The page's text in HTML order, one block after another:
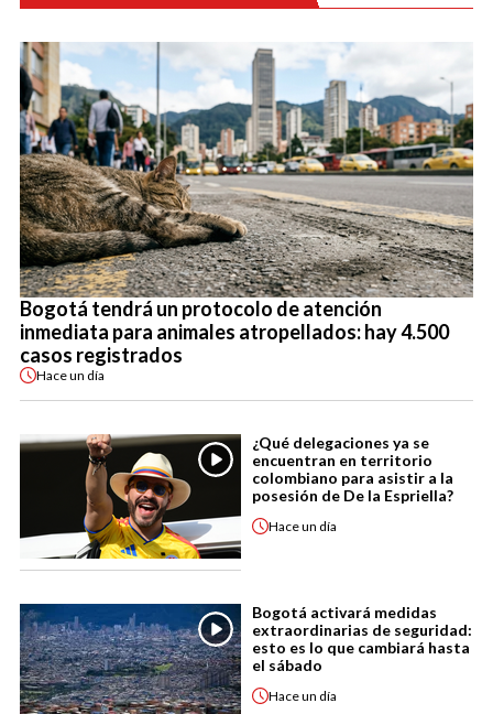
Bogotá tendrá un protocolo de atención
inmediata para animales atropellados: hay 4.500
casos registrados
Haceun día
¿Qué delegaciones ya se
encuentran en territorio
colombiano para asistir a la
posesión de De la Espriella?
Haceun día
Bogotá activará medidas
extraordinarias de seguridad:
esto es lo que cambiará hasta
el sábado
Haceun día